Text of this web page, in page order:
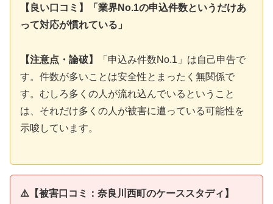
【良い口コミ】「業界No.1の申込件数というだけあ
って対応が慣れている」
【注意点・論破】
「申込み件数No.1」は自己申告で
す。件数が多いことは安全性とまったく無関係で
す。むしろ多くの人が流れ込んでいるということ
は、それだけ多くの人が被害に遭っている可能性を
示唆しています。
⚠️【被害口コミ：奈良川西町のケーススタディ】